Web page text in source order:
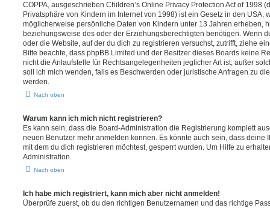
COPPA, ausgeschrieben Children’s Online Privacy Protection Act of 1998
Privatsphäre von Kindern im Internet von 1998) ist ein Gesetz in den USA,
möglicherweise persönliche Daten von Kindern unter 13 Jahren erheben,
beziehungsweise des oder der Erziehungsberechtigten benötigen. Wenn
oder die Website, auf der du dich zu registrieren versuchst, zutrifft, ziehe
Bitte beachte, dass phpBB Limited und der Besitzer dieses Boards keine
nicht die Anlaufstelle für Rechtsangelegenheiten jeglicher Art ist; außer
soll ich mich wenden, falls es Beschwerden oder juristische Anfragen zu
werden.
Nach oben
Warum kann ich mich nicht registrieren?
Es kann sein, dass die Board-Administration die Registrierung komplett
neuen Benutzer mehr anmelden können. Es könnte auch sein, dass deine
mit dem du dich registrieren möchtest, gesperrt wurden. Um Hilfe zu
Administration.
Nach oben
Ich habe mich registriert, kann mich aber nicht anmelden!
Überprüfe zuerst, ob du den richtigen Benutzernamen und das richtige